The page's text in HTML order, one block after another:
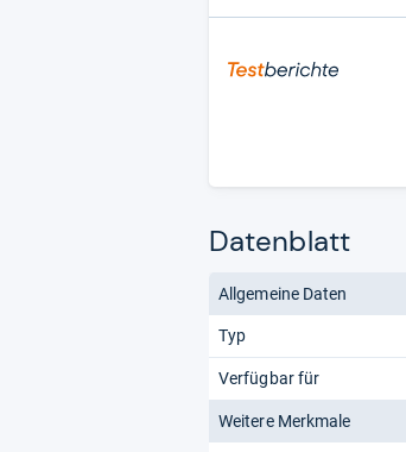
Datenblatt
Allgemeine Daten
Typ
Verfügbar für
Weitere Merkmale